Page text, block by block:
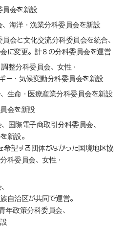
会を新設
海洋・漁業分科委員会を新設
会と文化交流分科委員会を統合、
に変更。計８の分科委員会を運営
整分科委員会、女性・
ー・気候変動分科委員会を新設
生命・医療産業分科委員会を新設
会を新設
国際電子商取引分科委員会、
新設。
希望する団体がなかった国境地区協
科委員会、女性・
自治区が共同で運営。
年政策分科委員会、